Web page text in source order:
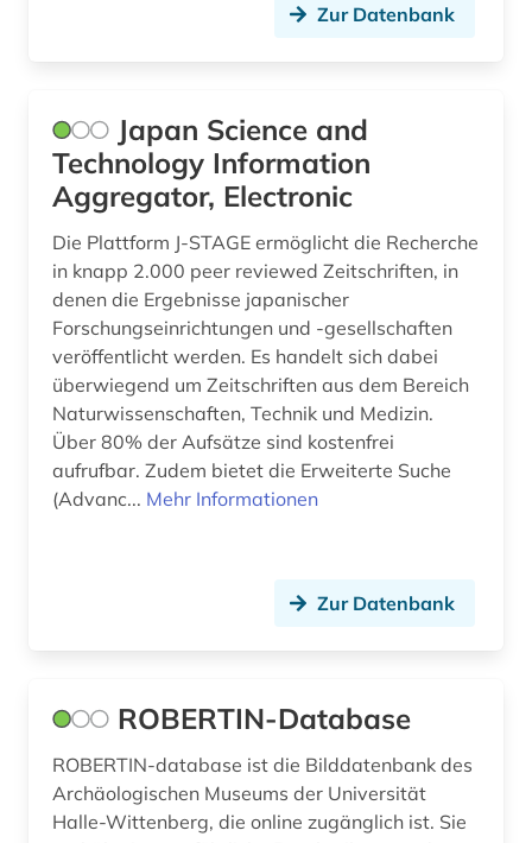
japan (1)
jazz (1)
johann christoph (1)
judaica (1)
judaistik (4)
jüdische studien (1)
katalonien (3)
kataster (1)
klarinette (1)
Zur Datenbank
Japan Science and
Technology Information
Aggregator, Electronic
Die Plattform J-STAGE ermöglicht die Recherche
in knapp 2.000 peer reviewed Zeitschriften, in
denen die Ergebnisse japanischer
Forschungseinrichtungen und -gesellschaften
veröffentlicht werden. Es handelt sich dabei
überwiegend um Zeitschriften aus dem Bereich
Naturwissenschaften, Technik und Medizin.
Über 80% der Aufsätze sind kostenfrei
aufrufbar. Zudem bietet die Erweiterte Suche
(Advanc... Mehr Informationen
Zur Datenbank
ROBERTIN-Database
ROBERTIN-database ist die Bilddatenbank des
Archäologischen Museums der Universität
Halle-Wittenberg, die online zugänglich ist. Sie